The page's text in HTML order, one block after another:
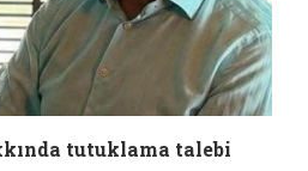
tutuklama talebi